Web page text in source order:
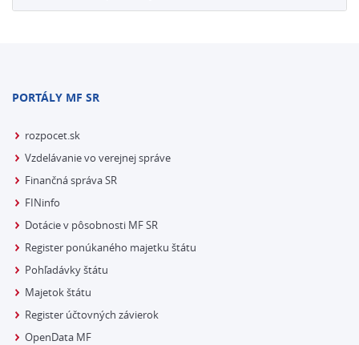
PORTÁLY MF SR
rozpocet.sk
Vzdelávanie vo verejnej správe
Finančná správa SR
FINinfo
Dotácie v pôsobnosti MF SR
Register ponúkaného majetku štátu
Pohľadávky štátu
Majetok štátu
Register účtovných závierok
OpenData MF